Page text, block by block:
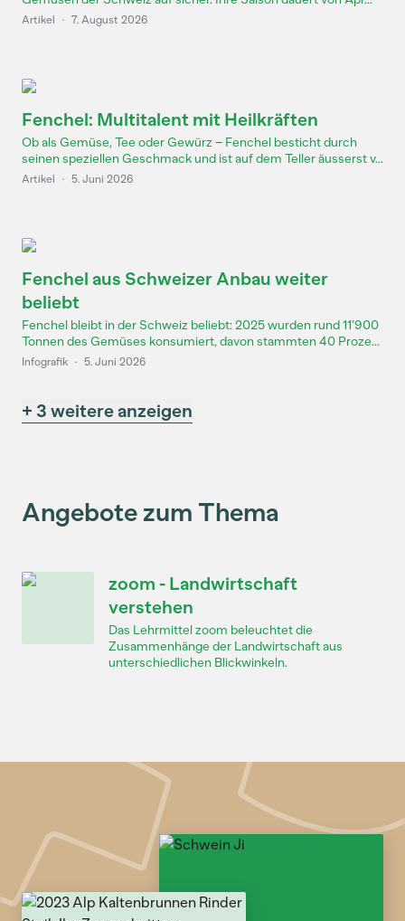
Artikel · 7. August 2026
Fenchel: Multitalent mit Heilkräften
Ob als Gemüse, Tee oder Gewürz – Fenchel besticht durch
seinen speziellen Geschmack und ist auf dem Teller äusserst v...
Artikel · 5. Juni 2026
Fenchel aus Schweizer Anbau weiter
beliebt
Fenchel bleibt in der Schweiz beliebt: 2025 wurden rund 11’900
Tonnen des Gemüses konsumiert, davon stammten 40 Proze...
Infografik · 5. Juni 2026
+ 3 weitere anzeigen
Angebote zum Thema
zoom - Landwirtschaft
verstehen
Das Lehrmittel zoom beleuchtet die
Zusammenhänge der Landwirtschaft aus
unterschiedlichen Blickwinkeln.